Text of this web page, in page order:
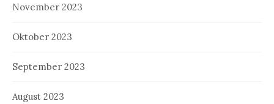
November 2023
Oktober 2023
September 2023
August 2023